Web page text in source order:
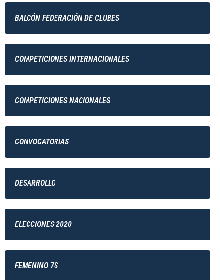
BALCÓN FEDERACIÓN DE CLUBES
COMPETICIONES INTERNACIONALES
COMPETICIONES NACIONALES
CONVOCATORIAS
DESARROLLO
ELECCIONES 2020
FEMENINO 7S